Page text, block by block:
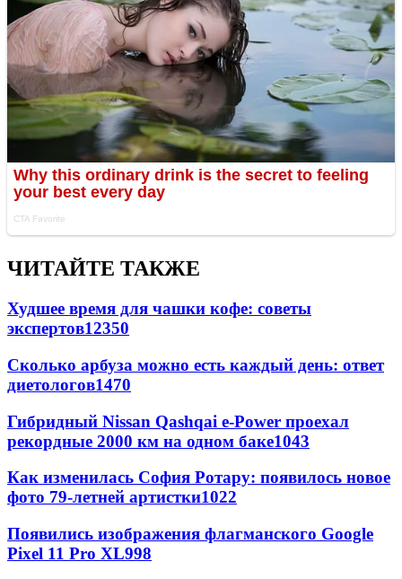
ЧИТАЙТЕ ТАКЖЕ
Худшее время для чашки кофе: советы
экспертов12350
Сколько арбуза можно есть каждый день: ответ
диетологов1470
Гибридный Nissan Qashqai e-Power проехал
рекордные 2000 км на одном баке1043
Как изменилась София Ротару: появилось новое
фото 79-летней артистки1022
Появились изображения флагманского Google
Pixel 11 Pro XL998